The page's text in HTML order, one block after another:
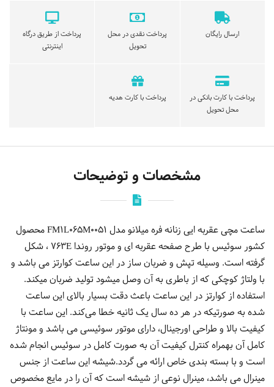
ارسال رایگان
پرداخت نقدی در محل
تحویل
پرداخت از طریق درگاه
اینترنتی
پرداخت با کارت بانکی در
محل تحویل
پرداخت با کارت هدیه
مشخصات و توضیحات
ساعت مچی عقربه ایی زنانه فره میلانو مدل FM1L065M0051 محصول
کشور سوئیس با طرح صفحه عقربه ای و موتور روندا 763E ، شکل
گرفته است. وسیله تپش و ضربان ساز در این ساعت کوارتز می باشد و
با ولتاژ کوچکی که از باطری به آن وصل میشود تولید ضربان میکند.
استفاده از کوارتز در این ساعت باعث دقت بسیار بالای این ساعت
شده به صورتیکه در هر ده سال یک ثانیه خطا می‌کند. این ساعت با
کیفیت بالا و طراحی اورجینال، دارای موتور سوئیسی می باشد و مونتاژ
کامل آن بهمراه کنترل کیفیت آن به صورت کامل در سوئیس انجام شده
است و با بسته بندی خاص ارائه می گردد.شیشه این ساعت از جنس
مینرال می باشد، مینرال نوعی از شیشه است که آن را در مایع مخصوص